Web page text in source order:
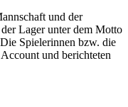
und der
Lager unter dem Motto
Spielerinnen bzw. die
und berichteten